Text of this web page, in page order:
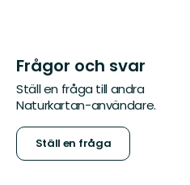
Frågor och svar
Ställ en fråga till andra
Naturkartan-användare.
Ställ en fråga